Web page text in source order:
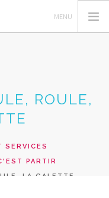
ROULE,
SERVICES
PARTIR
LA GALETTE